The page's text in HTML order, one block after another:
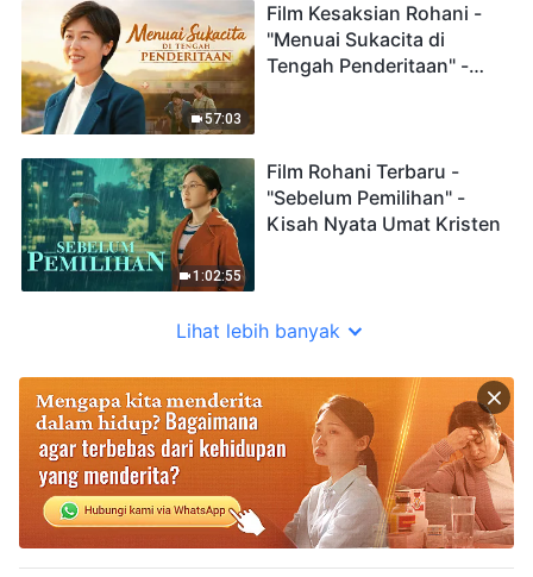
57:03
Film Kesaksian Rohani -
"Menuai Sukacita di
Tengah Penderitaan" -
1:02:55
Film Rohani Terbaru -
"Sebelum Pemilihan" -
Kisah Nyata Umat Kristen
Lihat lebih banyak